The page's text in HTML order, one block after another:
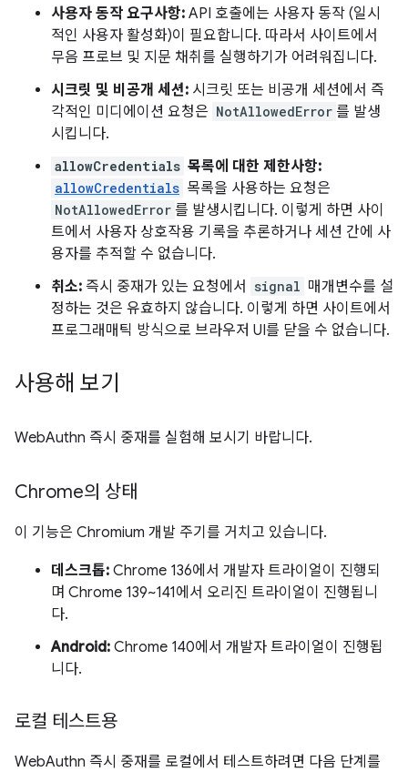
사용자 동작 요구사항: API 호출에는 사용자 동작 (일시
적인 사용자 활성화)이 필요합니다. 따라서 사이트에서
무음 프로브 및 지문 채취를 실행하기가 어려워집니다.
시크릿 및 비공개 세션: 시크릿 또는 비공개 세션에서 즉
각적인 미디에이션 요청은 NotAllowedError 를 발생
시킵니다.
allowCredentials 목록에 대한 제한사항:
allowCredentials 목록을 사용하는 요청은
NotAllowedError 를 발생시킵니다. 이렇게 하면 사이
트에서 사용자 상호작용 기록을 추론하거나 세션 간에 사
용자를 추적할 수 없습니다.
취소: 즉시 중재가 있는 요청에서 signal 매개변수를 설
정하는 것은 유효하지 않습니다. 이렇게 하면 사이트에서
프로그래매틱 방식으로 브라우저 UI를 닫을 수 없습니다.
사용해 보기
WebAuthn 즉시 중재를 실험해 보시기 바랍니다.
Chrome의 상태
이 기능은 Chromium 개발 주기를 거치고 있습니다.
데스크톱: Chrome 136에서 개발자 트라이얼이 진행되
며 Chrome 139~141에서 오리진 트라이얼이 진행됩니
다.
Android: Chrome 140에서 개발자 트라이얼이 진행됩
니다.
로컬 테스트용
WebAuthn 즉시 중재를 로컬에서 테스트하려면 다음 단계를